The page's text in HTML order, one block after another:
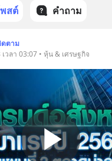
สต์ คำถาม
ดตาม
วลา 03:07 • หุ้น & เศรษฐกิจ